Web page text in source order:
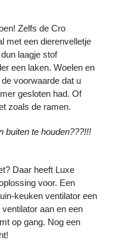
Zelfs de Cro
met een dierenvelletje
laagje stof
een laken. Woelen en
voorwaarde dat u
gesloten had. Of
zoals de ramen.
te houden???!!!
Daar heeft Luxe
voor. Een
keuken ventilator een
aan en een
op gang. Nog een